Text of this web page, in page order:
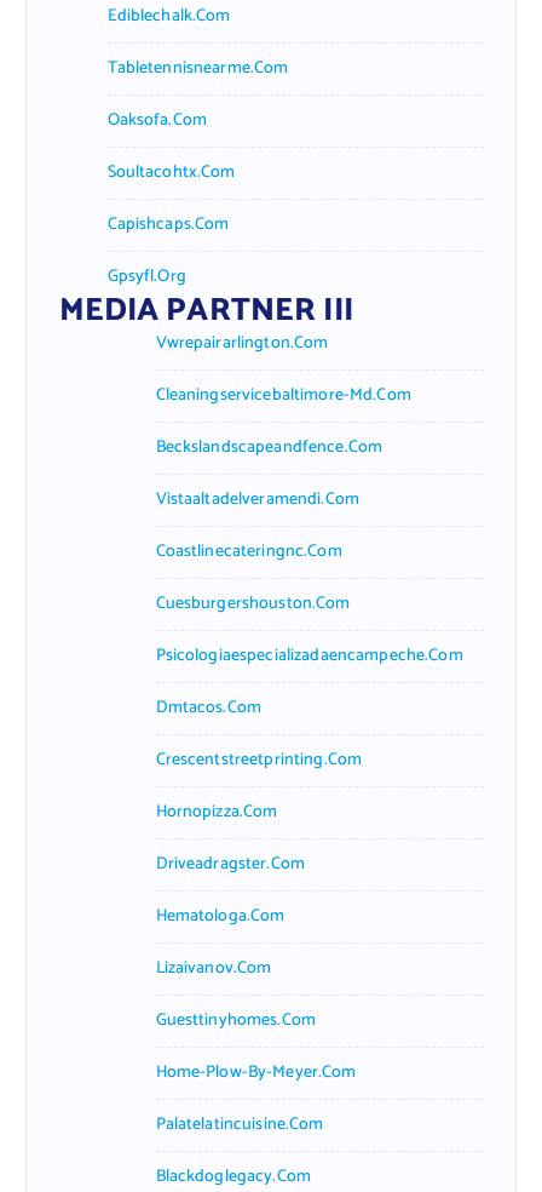
Ediblechalk.com
Tabletennisnearme.com
Oaksofa.com
Soultacohtx.com
Capishcaps.com
Gpsyfl.org
MEDIA PARTNER III
Vwrepairarlington.com
Cleaningservicebaltimore-Md.com
Beckslandscapeandfence.com
Vistaaltadelveramendi.com
Coastlinecateringnc.com
Cuesburgershouston.com
Psicologiaespecializadaencampeche.com
Dmtacos.com
Crescentstreetprinting.com
Hornopizza.com
Driveadragster.com
Hematologa.com
Lizaivanov.com
Guesttinyhomes.com
Home-Plow-By-Meyer.com
Palatelatincuisine.com
Blackdoglegacy.com